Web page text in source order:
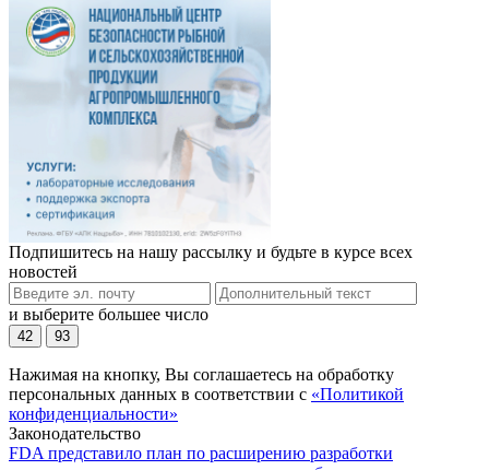
Подпишитесь на нашу рассылку и будьте в курсе всех
новостей
и выберите большее число
42 93
Нажимая на кнопку, Вы соглашаетесь на обработку
персональных данных в соответствии с «Политикой
конфиденциальности»
Законодательство
FDA представило план по расширению разработки